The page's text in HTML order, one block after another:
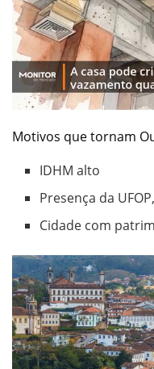
Motivos que tornam
IDHM alto
Presença da
Cidade com